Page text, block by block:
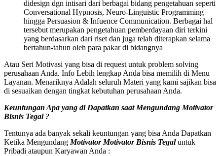
didesign dgn intisari dari berbagai bidang pengetahuan seperti
Conversational Hypnosis, Neuro-Linguistic Programming
hingga Persuasion & Infuence Communication. Berbagai hal
tersebut merupakan pengetahuan pemberdayaan diri terkini
yang berdasarkan dari riset dan juga telah diterapkan selama
bertahun-tahun oleh para pakar di bidangnya
Atau Seri Motivasi yang bisa di request untuk problem solving
perusahaan Anda. Info Lebih lengkap Anda bisa memilih di Menu
Layanan. Menariknya Adalah seluruh Materi yang kami sajikan bisa
di sesuaikan dengan tingkat kebutuhan perusahaan Anda.
Keuntungan Apa yang di Dapatkan saat Mengundang Motivator
Bisnis Tegal ?
Tentunya ada banyak sekali keuntungan yang bisa Anda Dapatkan
Ketika Mengundang Motivator Motivator Bisnis Tegaluntuk
Pribadi ataupun Karyawan Anda :